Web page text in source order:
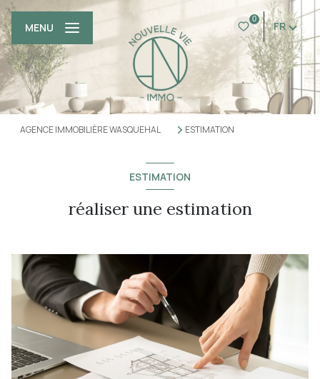
0
FR
MENU
AGENCE IMMOBILIÈRE WASQUEHAL ESTIMATION
ESTIMATION
réaliser une estimation